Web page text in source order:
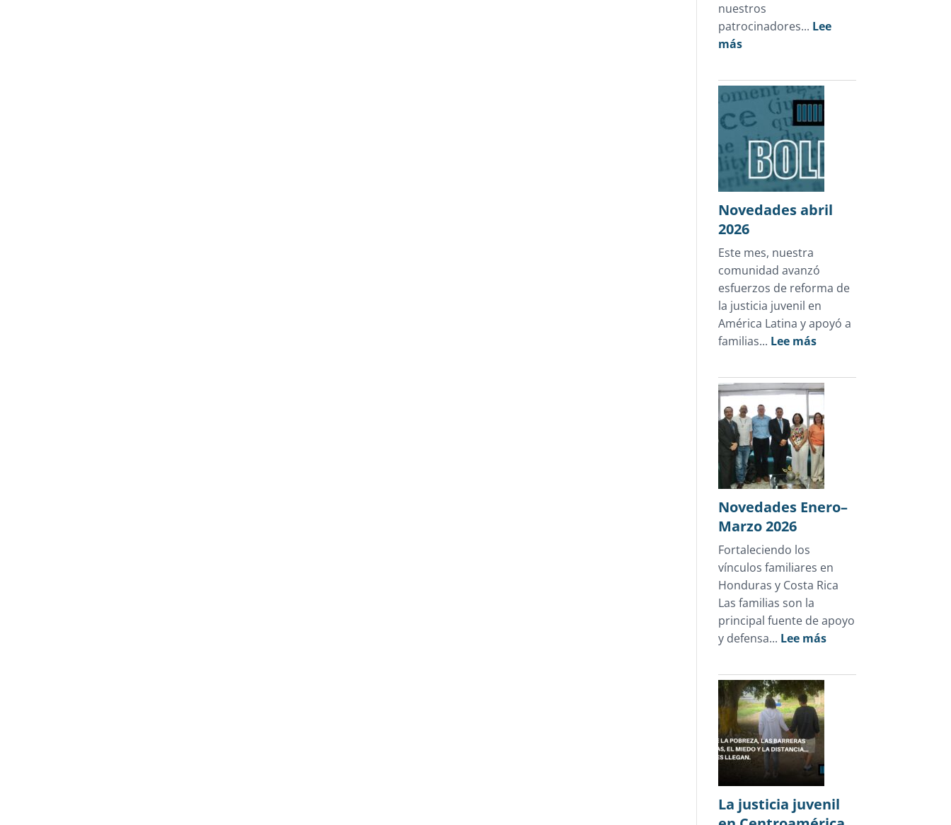
nuestros
patrocinadores... Lee
más:
Día
de
la
Madre
que
devolvió
esperanza
Honduras
Novedades abril
2026
Este mes, nuestra
comunidad avanzó
esfuerzos de reforma de
la justicia juvenil en
América Latina y apoyó a
familias... Lee más:
abril
2026
Novedades Enero–
Marzo 2026
Fortaleciendo los
vínculos familiares en
Honduras y Costa Rica
Las familias son la
principal fuente de apoyo
y defensa... Lee más:
Enero–
La justicia juvenil